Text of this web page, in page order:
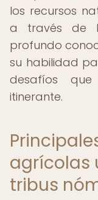
los recursos
a través de
profundo
su habilidad
desafíos
itinerante.
agrícolas
tribus